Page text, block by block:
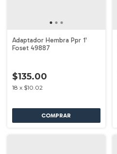
Adaptador Hembra Ppr 1'
Foset 49887
$135.00
18 x $10.02